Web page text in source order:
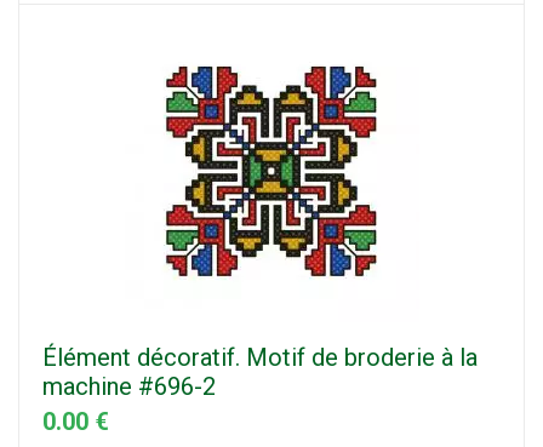
Élément décoratif. Motif de broderie à la
machine #696-2
0.00 €